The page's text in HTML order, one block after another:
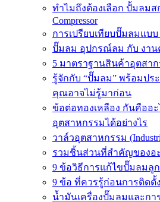
ทำไมถึงต้องเลือก ปั้มลมสก
Compressor
การเปรียบเทียบปั๊มลมแบ
ปั๊มลม อุปกรณ์ลม กับ งาน
5 มาตราฐานสินค้าอุตสา
รู้จักกับ “ปั๊มลม” พร้อมปร
คุณอาจไม่รู้มาก่อน
ข้อต่อทองเหลือง กันคืออะ
อุตสาหกรรมได้อย่างไร
วาล์วอุตสาหกรรม
รวมชิ้นส่วนที่สำคัญของอ
9 ข้อวิธีการแก้ไขปั๊มลมลู
9 ข้อ ที่ควรรู้ก่อนการติดตั้
น้ำมันเครื่องปั๊มลมและกา